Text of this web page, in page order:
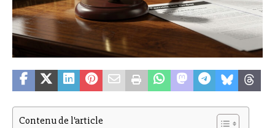
Contenu de l'article